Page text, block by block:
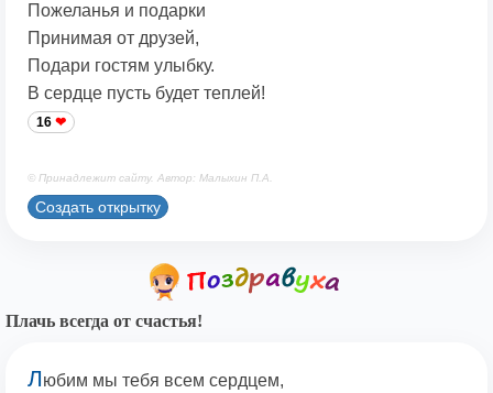
Пожеланья и подарки
Принимая от друзей,
Подари гостям улыбку.
В сердце пусть будет теплей!
16
© Принадлежит сайту. Автор: Малыхин П.А.
Создать открытку
Плачь всегда от счастья!
Любим мы тебя всем сердцем,